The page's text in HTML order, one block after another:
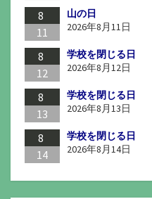
8
11
山の日
2026年8月11日
8
12
学校を閉じる日
2026年8月12日
8
13
学校を閉じる日
2026年8月13日
8
14
学校を閉じる日
2026年8月14日